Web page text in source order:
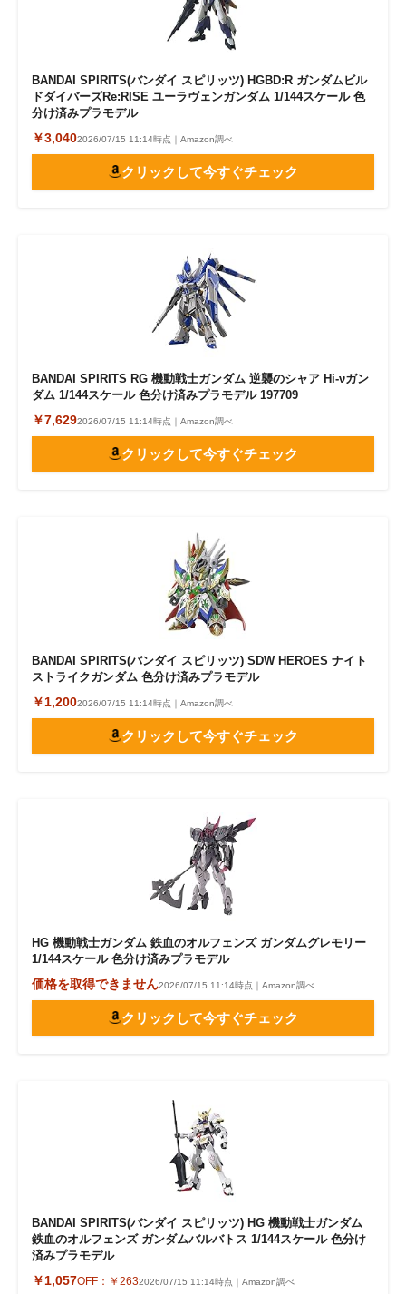
BANDAI SPIRITS(バンダイ スピリッツ) HGBD:R ガンダムビル
ドダイバーズRe:RISE ユーラヴェンガンダム 1/144スケール 色
分け済みプラモデル
￥3,0402026/07/15 11:14時点｜Amazon調べ
クリックして今すぐチェック
BANDAI SPIRITS RG 機動戦士ガンダム 逆襲のシャア Hi-νガン
ダム 1/144スケール 色分け済みプラモデル 197709
￥7,6292026/07/15 11:14時点｜Amazon調べ
クリックして今すぐチェック
BANDAI SPIRITS(バンダイ スピリッツ) SDW HEROES ナイト
ストライクガンダム 色分け済みプラモデル
￥1,2002026/07/15 11:14時点｜Amazon調べ
クリックして今すぐチェック
HG 機動戦士ガンダム 鉄血のオルフェンズ ガンダムグレモリー
1/144スケール 色分け済みプラモデル
価格を取得できません2026/07/15 11:14時点｜Amazon調べ
クリックして今すぐチェック
BANDAI SPIRITS(バンダイ スピリッツ) HG 機動戦士ガンダム
鉄血のオルフェンズ ガンダムバルバトス 1/144スケール 色分け
済みプラモデル
￥1,057OFF： ￥2632026/07/15 11:14時点｜Amazon調べ